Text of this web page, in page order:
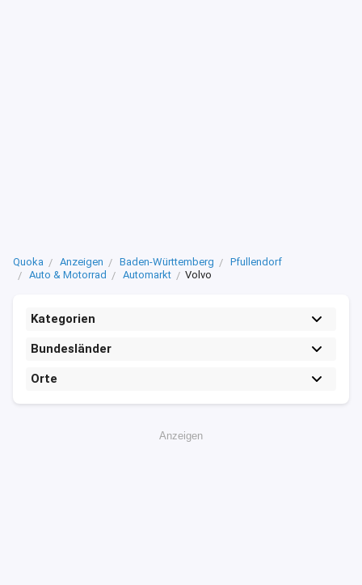
Quoka Anzeigen Baden-Württemberg
Pfullendorf
Auto & Motorrad
Automarkt Volvo
Kategorien
Bundesländer
Orte
Anzeigen